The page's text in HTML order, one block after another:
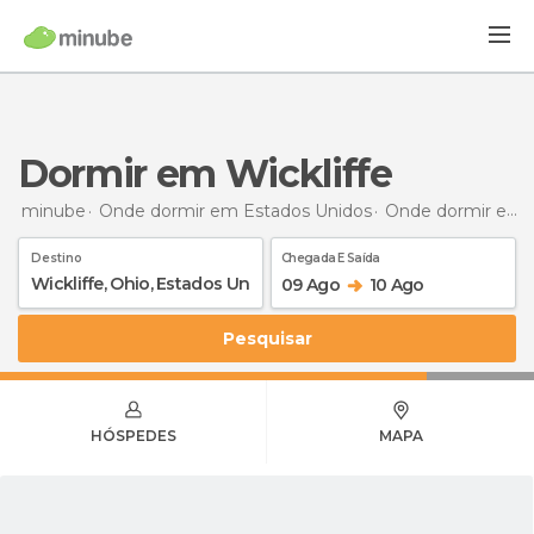
Dormir em Wickliffe
minube Onde dormir em Estados Unidos Onde dormir em Ohio
Destino Chegada E Saída
09 Ago 10 Ago
Pesquisar
HÓSPEDES MAPA